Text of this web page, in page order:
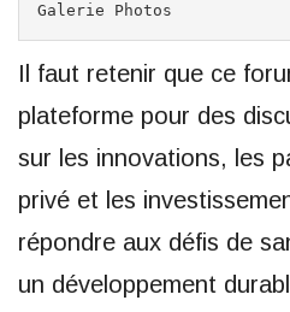
Galerie Photos
Il faut retenir que ce
plateforme pour des
sur les innovations, les
privé et les
répondre aux défis de
un développement